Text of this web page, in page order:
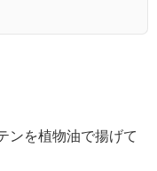
ンを植物油で揚げて